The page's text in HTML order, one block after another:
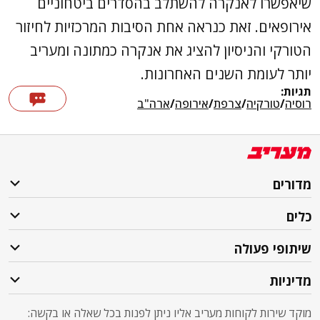
אירופאים. זאת כנראה אחת הסיבות המרכזיות לחיזור
הטורקי והניסיון להציג את אנקרה כמתונה ומעריב
יותר לעומת השנים האחרונות.
תגיות:
רוסיה/טורקיה/צרפת/אירופה/ארה"ב
מדורים
כלים
שיתופי פעולה
מדיניות
מוקד שירות לקוחות מעריב אליו ניתן לפנות בכל שאלה או בקשה: